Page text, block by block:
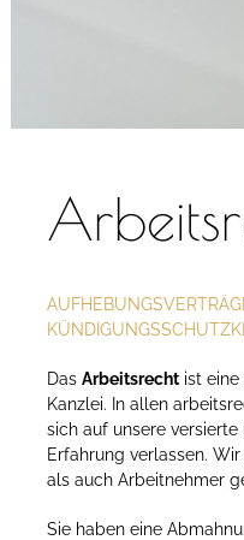
Das Arbeitsrechtist eine
Kanzlei. In allen
sich auf unsere
Erfahrung verlassen.
als auch Arbeitnehmer
Sie haben eine